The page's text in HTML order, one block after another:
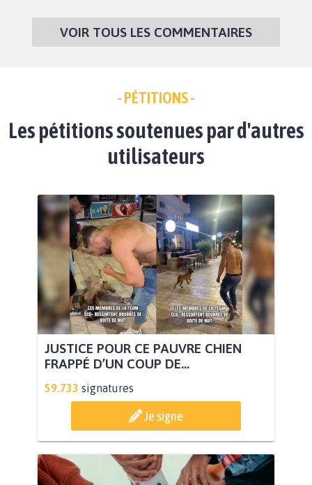
VOIR TOUS LES COMMENTAIRES
- PÉTITIONS -
Les pétitions soutenues par d'autres
utilisateurs
JUSTICE POUR CE PAUVRE CHIEN
FRAPPÉ D’UN COUP DE...
59.733 signatures
Je signe